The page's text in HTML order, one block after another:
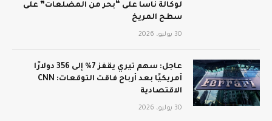
لوكالة ناسا على “بحر من المضلعات” على
سطح المريخ
30 يوليو، 2026
عاجل: سهم تيري يقفز 7% إلى 356 دولارًا
أمريكيًا بعد أرباح فاقت التوقعات: CNN
الاقتصادية
30 يوليو، 2026